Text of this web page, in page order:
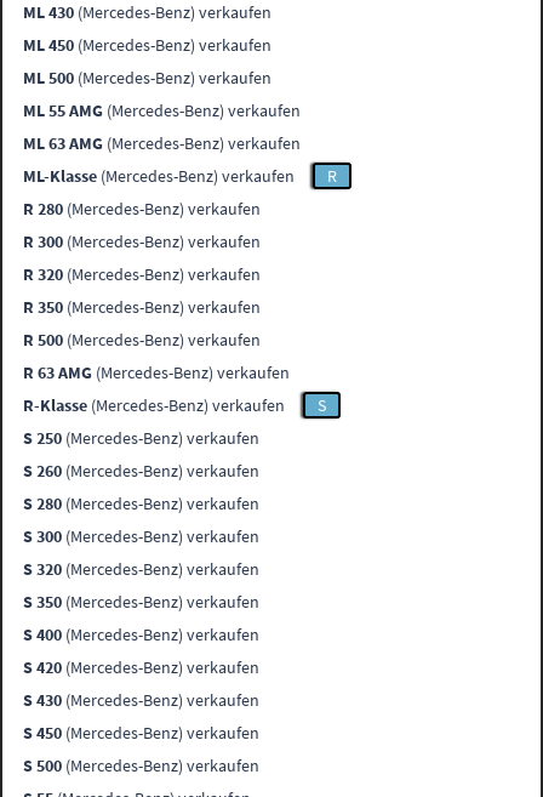
ML 430 (Mercedes-Benz) verkaufen
ML 450 (Mercedes-Benz) verkaufen
ML 500 (Mercedes-Benz) verkaufen
ML 55 AMG (Mercedes-Benz) verkaufen
ML 63 AMG (Mercedes-Benz) verkaufen
ML-Klasse (Mercedes-Benz) verkaufen
R
R 280 (Mercedes-Benz) verkaufen
R 300 (Mercedes-Benz) verkaufen
R 320 (Mercedes-Benz) verkaufen
R 350 (Mercedes-Benz) verkaufen
R 500 (Mercedes-Benz) verkaufen
R 63 AMG (Mercedes-Benz) verkaufen
R-Klasse (Mercedes-Benz) verkaufen
S
S 250 (Mercedes-Benz) verkaufen
S 260 (Mercedes-Benz) verkaufen
S 280 (Mercedes-Benz) verkaufen
S 300 (Mercedes-Benz) verkaufen
S 320 (Mercedes-Benz) verkaufen
S 350 (Mercedes-Benz) verkaufen
S 400 (Mercedes-Benz) verkaufen
S 420 (Mercedes-Benz) verkaufen
S 430 (Mercedes-Benz) verkaufen
S 450 (Mercedes-Benz) verkaufen
S 500 (Mercedes-Benz) verkaufen